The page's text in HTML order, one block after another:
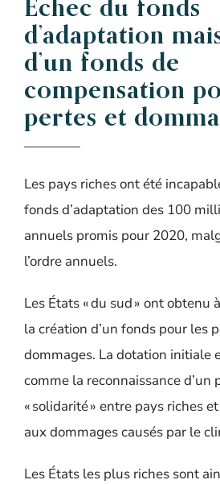
Échec du fonds
d’adaptation
d’un fonds de
compensation
pertes et
Les pays riches ont été
fonds d’adaptation des 100
annuels promis pour 2020,
l’ordre annuels.
Les États « du sud » ont obtenu
la création d’un fonds pour les
dommages. La dotation initiale
comme la reconnaissance d’un
« solidarité » entre pays riches
aux dommages causés par le
Les États les plus riches sont